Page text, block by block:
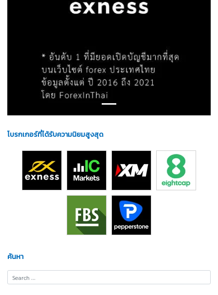
โบรกเกอร์ที่ได้รับความนิยมสูงสุด
ค้นหา